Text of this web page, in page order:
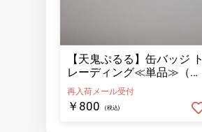
【天鬼ぷるる】缶バッジ ト
レーディング≪単品≫（全
3種ランダム）
再入荷メール受付
￥800 (税込)